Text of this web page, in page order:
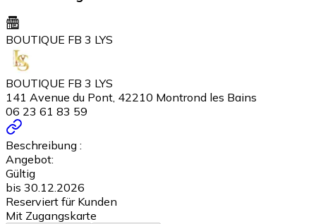
BOUTIQUE FB 3 LYS
BOUTIQUE FB 3 LYS
141 Avenue du Pont, 42210 Montrond les Bains
06 23 61 83 59
Beschreibung :
Angebot:
Gültig
bis 30.12.2026
Reserviert für Kunden
Mit Zugangskarte